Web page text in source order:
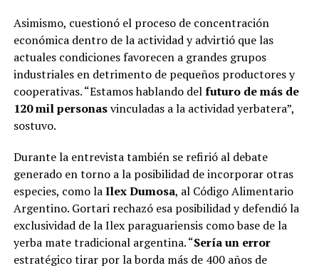
Asimismo, cuestionó el proceso de concentración
económica dentro de la actividad y advirtió que las
actuales condiciones favorecen a grandes grupos
industriales en detrimento de pequeños productores y
cooperativas. “Estamos hablando delfuturo de más de
120 mil personasvinculadas a la actividad yerbatera”,
sostuvo.
Durante la entrevista también se refirió al debate
generado en torno a la posibilidad de incorporar otras
especies, como laIlex Dumosa, al Código Alimentario
Argentino. Gortari rechazó esa posibilidad y defendió la
exclusividad de la Ilex paraguariensis como base de la
yerba mate tradicional argentina. “Sería un error
estratégico tirar por la borda más de 400 años de